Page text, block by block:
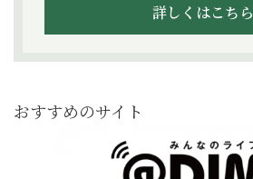
詳しくはこちら
おすすめのサイト